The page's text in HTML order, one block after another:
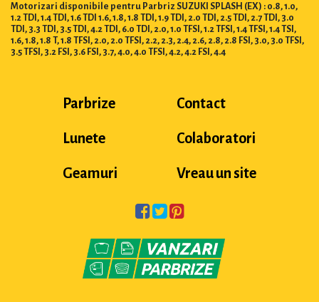
Motorizari disponibile pentru Parbriz SUZUKI SPLASH (EX) : 0.8, 1.0,
1.2 TDI, 1.4 TDI, 1.6 TDI 1.6, 1.8, 1.8 TDI, 1.9 TDI, 2.0 TDI, 2.5 TDI, 2.7 TDI, 3.0
TDI, 3.3 TDI, 3.5 TDI, 4.2 TDI, 6.0 TDI, 2.0, 1.0 TFSI, 1.2 TFSI, 1.4 TFSI, 1.4 TSI,
1.6, 1.8, 1.8 T, 1.8 TFSI, 2.0, 2.0 TFSI, 2.2, 2.3, 2.4, 2.6, 2.8, 2.8 FSI, 3.0, 3.0 TFSI,
3.5 TFSI, 3.2 FSI, 3.6 FSI, 3.7, 4.0, 4.0 TFSI, 4.2, 4.2 FSI, 4.4
Parbrize
Lunete
Geamuri
Contact
Colaboratori
Vreau un site